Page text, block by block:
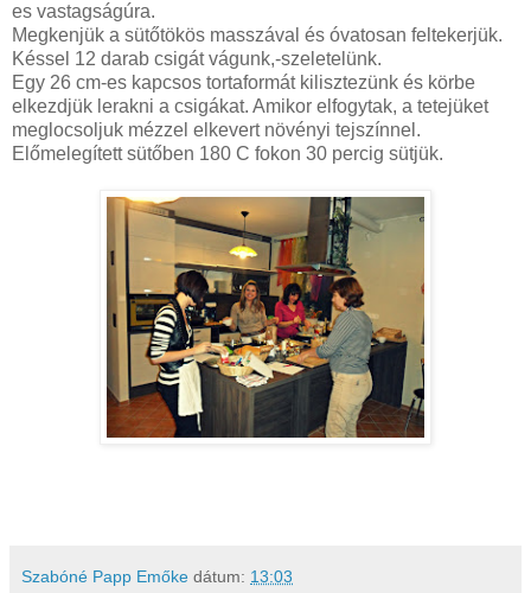
es vastagságúra.
Megkenjük a sütőtökös masszával és óvatosan feltekerjük.
Késsel 12 darab csigát vágunk,-szeletelünk.
Egy 26 cm-es kapcsos tortaformát kilisztezünk és körbe
elkezdjük lerakni a csigákat. Amikor elfogytak, a tetejüket
meglocsoljuk mézzel elkevert növényi tejszínnel.
Előmelegített sütőben 180 C fokon 30 percig sütjük.
Szabóné Papp Emőke dátum: 13:03